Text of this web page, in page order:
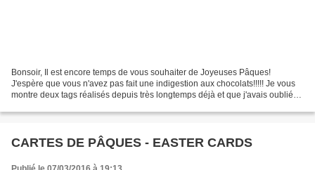
Bonsoir, Il est encore temps de vous souhaiter de Joyeuses Pâques!
J'espère que vous n'avez pas fait une indigestion aux chocolats!!!!! Je vous
montre deux tags réalisés depuis très longtemps déjà et que j'avais oublié
CARTES DE PÂQUES - EASTER CARDS